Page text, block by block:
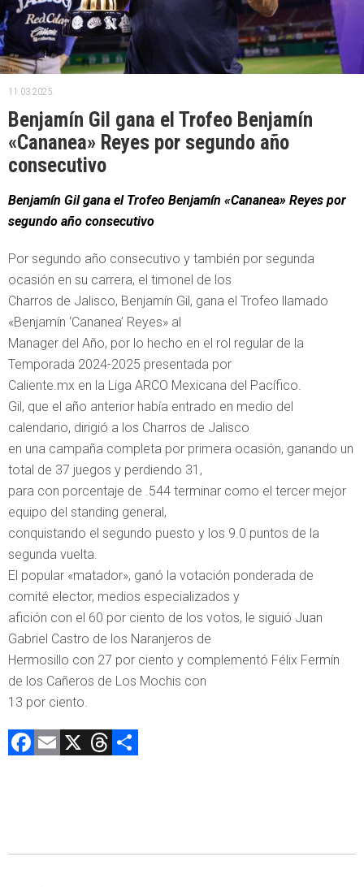
11.03.2025.
Benjamín Gil gana el Trofeo Benjamín
«Cananea» Reyes por segundo año
consecutivo
Benjamín Gil gana el Trofeo Benjamín «Cananea» Reyes por
segundo año consecutivo
Por segundo año consecutivo y también por segunda
ocasión en su carrera, el timonel de los
Charros de Jalisco, Benjamín Gil, gana el Trofeo llamado
«Benjamín ‘Cananea’ Reyes» al
Manager del Año, por lo hecho en el rol regular de la
Temporada 2024-2025 presentada por
Caliente.mx en la Liga ARCO Mexicana del Pacífico.
Gil, que el año anterior había entrado en medio del
calendario, dirigió a los Charros de Jalisco
en una campaña completa por primera ocasión, ganando un
total de 37 juegos y perdiendo 31,
para con porcentaje de .544 terminar como el tercer mejor
equipo del standing general,
conquistando el segundo puesto y los 9.0 puntos de la
segunda vuelta.
El popular «matador», ganó la votación ponderada de
comité elector, medios especializados y
afición con el 60 por ciento de los votos, le siguió Juan
Gabriel Castro de los Naranjeros de
Hermosillo con 27 por ciento y complementó Félix Fermín
de los Cañeros de Los Mochis con
13 por ciento.
F
o
E X T
d ar